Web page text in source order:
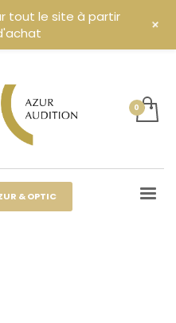
& OPTIC
tout le site à partir
+